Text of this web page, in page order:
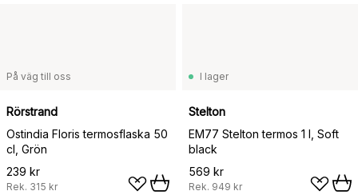
På väg till oss
Rörstrand
Ostindia Floris termosflaska 50
cl, Grön
239 kr
Rek. 315 kr
I lager
Stelton
EM77 Stelton termos 1 l, Soft
black
569 kr
Rek. 949 kr